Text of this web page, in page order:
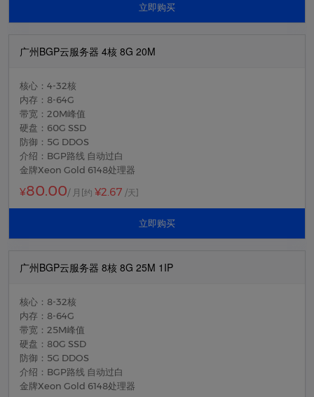
立即购买
广州BGP云服务器 4核 8G 20M
核心：4-32核
内存：8-64G
带宽：20M峰值
硬盘：60G SSD
防御：5G DDOS
介绍：BGP路线 自动过白
金牌Xeon Gold 6148处理器
¥80.00/ 月 [约 ¥2.67 /天]
立即购买
广州BGP云服务器 8核 8G 25M 1IP
核心：8-32核
内存：8-64G
带宽：25M峰值
硬盘：80G SSD
防御：5G DDOS
介绍：BGP路线 自动过白
金牌Xeon Gold 6148处理器